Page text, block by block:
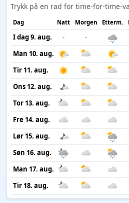
Trykk på en rad for time-for-time-
Dag Natt Morgen Etterm.
I dag 9. aug. - -
Man 10. aug.
Tir 11. aug.
Ons 12. aug.
Tor 13. aug.
Fre 14. aug.
Lør 15. aug.
Søn 16. aug.
Man 17. aug.
Tir 18. aug.